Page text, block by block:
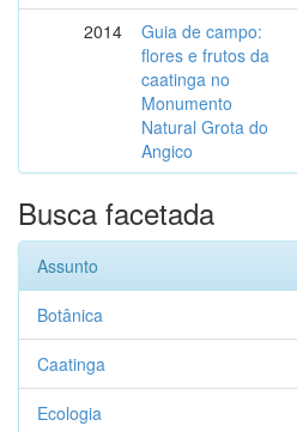
2014
Guia de campo:
flores e frutos da
caatinga no
Monumento
Natural Grota do
Angico
Busca facetada
Assunto
Botânica
Caatinga
Ecologia